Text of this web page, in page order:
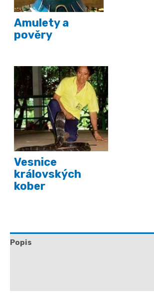
Amulety a
pověry
Vesnice
královských
kober
Popis